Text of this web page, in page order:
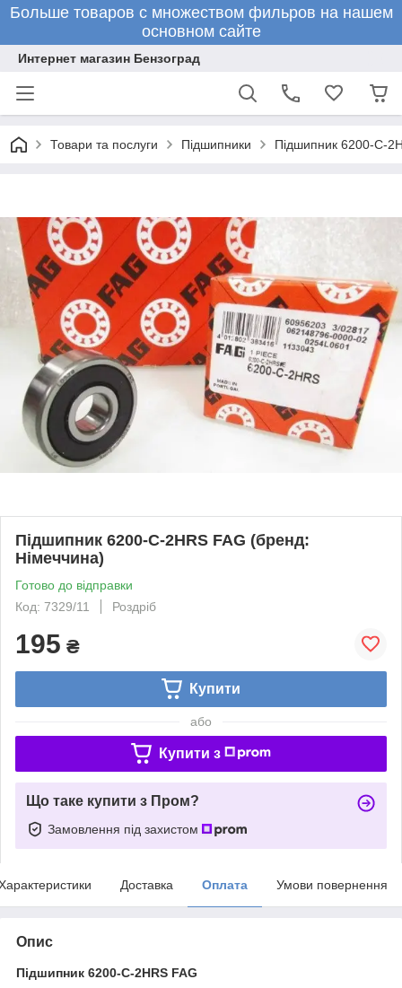
Больше товаров с множеством фильров на нашем
основном сайте
Интернет магазин Бензоград
Товари та послуги Підшипники Підшипник 6200-C-
Підшипник 6200-C-2HRS FAG (бренд:
Німеччина)
Готово до відправки
Код: 7329/11
Роздріб
195 ₴
Купити
або
Купити з
Що таке купити з Пром?
Замовлення під захистом
Доставка Оплата Умови повернення
Опис
Підшипник 6200-C-2HRS FAG